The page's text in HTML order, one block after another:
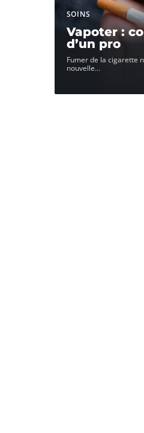
SOINS
Vapoter :
d’un pro
Fumer de la cigarette
nouvelle…